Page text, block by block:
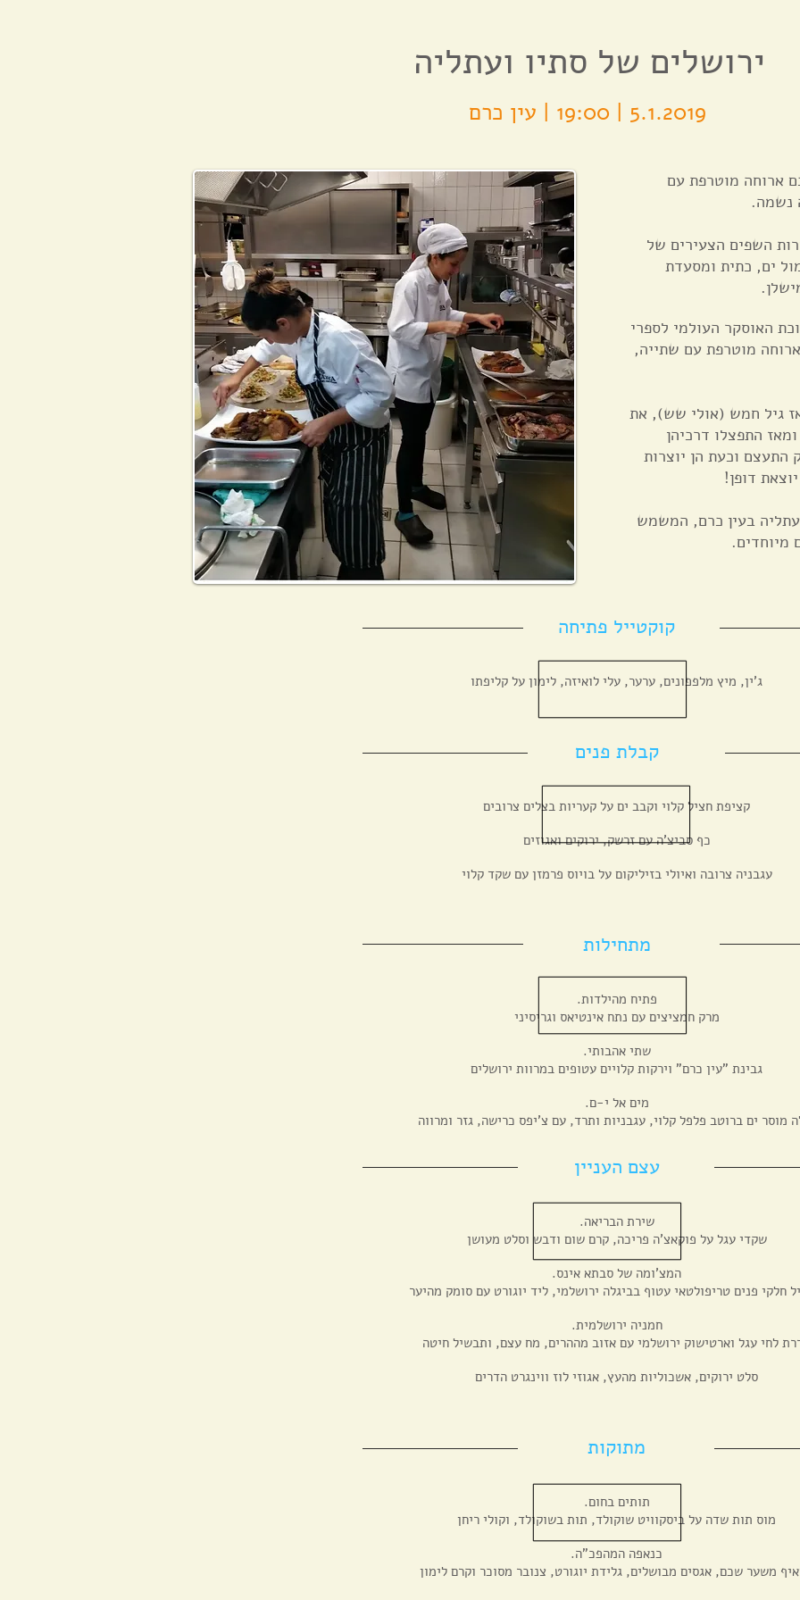
5.1.2019 | 19:00 | עין כרם
ארוחה מוטרפת עם
נשמה.
השפים הצעירים של
ים, כתית ומסעדת
האוסקר העולמי לספרי
מוטרפת עם שתייה,
גיל חמש (אולי שש), את
התפצלו דרכיהן
וכעת הן יוצרות
דופן!
בעין כרם, המשמש
מיוחדים.
קוקטייל פתיחה
ג'ין, מיץ מלפפונים, ערער, עלי לואיזה, לימון על קליפתו
קבלת פנים
קציפת חציל קלוי וקבב ים על קעריות בצלים צרובים
כף סביצ'ה עם זרשק, ירוקים ואגוזים
עגבניה צרובה ואיולי בזיליקום על בויוס פרמזן עם שקד קלוי
מתחילות
.פתיח מהילדות
מרק חמציצים עם נתח אינטיאס וגריסיני
.שתי אהבותי
גבינת "עין כרם" וירקות קלויים עטופים במרוות ירושלים
.מים אל י-ם
מוסר ים ברוטב פלפל קלוי, עגבניות ותרד, עם צ'יפס כרישה, גזר ומרווה
עצם העניין
.שירת הבריאה
שקדי עגל על פוקאצ'ה פריכה, קרם שום ודבש וסלט מעושן
.המצ'ומה של סבתא אינס
חלקי פנים טריפולטאי עטוף בביגלה ירושלמי, ליד יוגורט עם סומק מהיער
.חמניה ירושלמית
לחי עגל וארטישוק ירושלמי עם אזוב מההרים, מח עצם, ותבשיל חיטה
סלט ירוקים, אשכוליות מהעץ, אגוזי לוז ווינגרט הדרים
מתוקות
.תותים בחום
מוס תות שדה על ביסקוויט שוקולד, תות בשוקולד, וקולי ריחן
.כנאפה המהפכ"ה
משער שכם, אגסים מבושלים, גלידת יוגורט, צנובר מסוכר וקרם לימון